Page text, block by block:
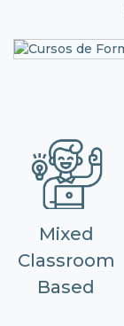
Mixed
Classroom
Based